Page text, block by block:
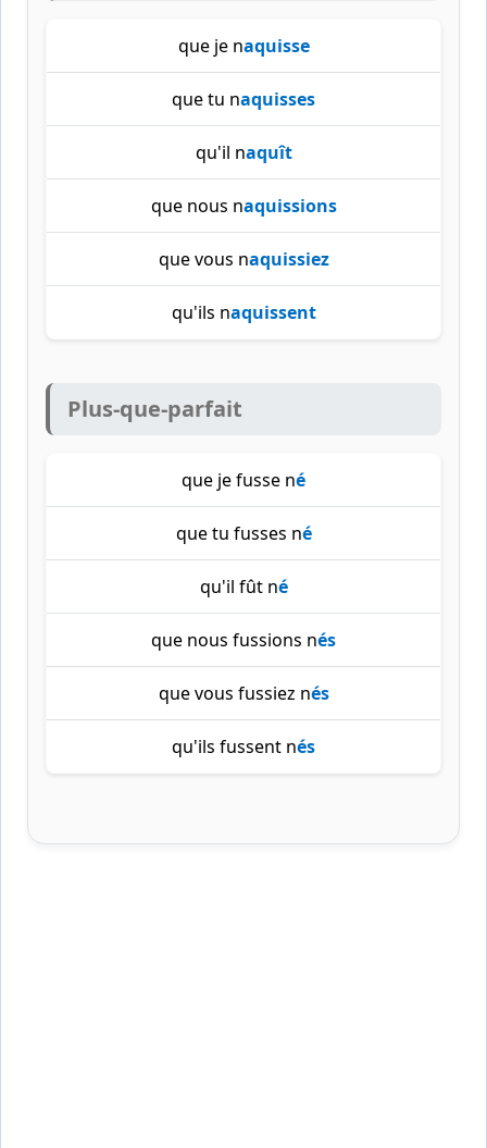
que je naquisse
que tu naquisses
qu'il naquît
que nous naquissions
que vous naquissiez
qu'ils naquissent
Plus-que-parfait
que je fusse né
que tu fusses né
qu'il fût né
que nous fussions nés
que vous fussiez nés
qu'ils fussent nés